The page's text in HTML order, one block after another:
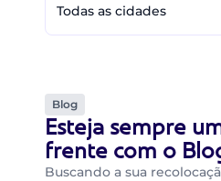
Todas as cidades
Blog
Esteja sempre
frente com o
Buscando a sua